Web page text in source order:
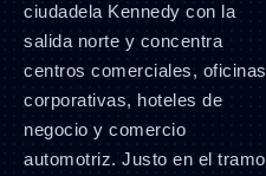
ciudadela Kennedy con la
salida norte y concentra
centros comerciales, oficinas
corporativas, hoteles de
negocio y comercio
automotriz. Justo en el tramo